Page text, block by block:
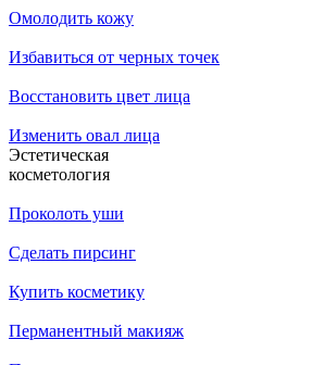
Омолодить кожу
Избавиться от черных точек
Восстановить цвет лица
Изменить овал лица
Эстетическая
косметология
Проколоть уши
Сделать пирсинг
Купить косметику
Перманентный макияж